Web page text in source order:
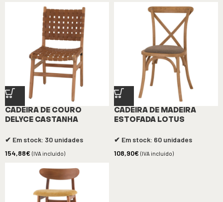
CADEIRA DE COURO
DELYCE CASTANHA
✔ Em stock: 30 unidades
154,88€ (IVA incluído)
CADEIRA DE MADEIRA
ESTOFADA LOTUS
✔ Em stock: 60 unidades
108,90€ (IVA incluído)